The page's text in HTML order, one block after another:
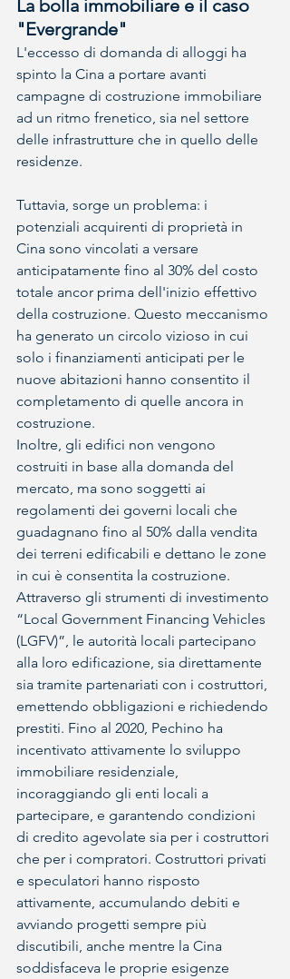
La bolla immobiliare e il caso
"Evergrande"
L'eccesso di domanda di alloggi ha
spinto la Cina a portare avanti
campagne di costruzione immobiliare
ad un ritmo frenetico, sia nel settore
delle infrastrutture che in quello delle
residenze.
Tuttavia, sorge un problema: i
potenziali acquirenti di proprietà in
Cina sono vincolati a versare
anticipatamente fino al 30% del costo
totale ancor prima dell'inizio effettivo
della costruzione. Questo meccanismo
ha generato un circolo vizioso in cui
solo i finanziamenti anticipati per le
nuove abitazioni hanno consentito il
completamento di quelle ancora in
costruzione.
Inoltre, gli edifici non vengono
costruiti in base alla domanda del
mercato, ma sono soggetti ai
regolamenti dei governi locali che
guadagnano fino al 50% dalla vendita
dei terreni edificabili e dettano le zone
in cui è consentita la costruzione.
Attraverso gli strumenti di investimento
“Local Government Financing Vehicles
(LGFV)”, le autorità locali partecipano
alla loro edificazione, sia direttamente
sia tramite partenariati con i costruttori,
emettendo obbligazioni e richiedendo
prestiti. Fino al 2020, Pechino ha
incentivato attivamente lo sviluppo
immobiliare residenziale,
incoraggiando gli enti locali a
partecipare, e garantendo condizioni
di credito agevolate sia per i costruttori
che per i compratori. Costruttori privati
e speculatori hanno risposto
attivamente, accumulando debiti e
avviando progetti sempre più
discutibili, anche mentre la Cina
soddisfaceva le proprie esigenze